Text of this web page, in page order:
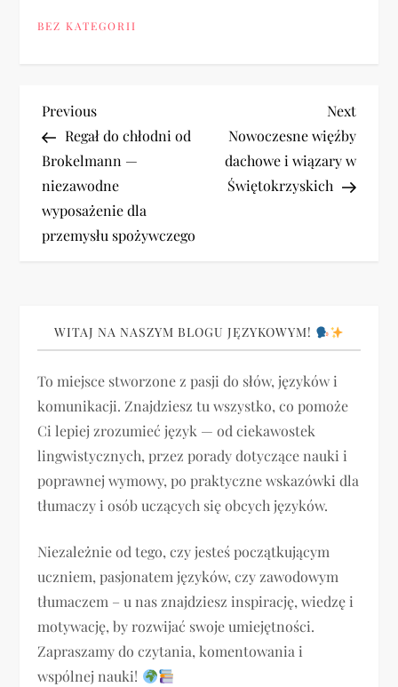
BEZ KATEGORII
N
a
w
i
a
c
j
a
w
p
i
s
u
Previous
Post
Previous
Regał do chłodni od
Brokelmann —
niezawodne
wyposażenie dla
przemysłu spożywczego
Next
Post
Next
Nowoczesne więźby
dachowe i wiązary w
Świętokrzyskich
WITAJ NA NASZYM BLOGU JĘZYKOWYM!
To miejsce stworzone z pasji do słów, języków i
komunikacji. Znajdziesz tu wszystko, co pomoże
Ci lepiej zrozumieć język — od ciekawostek
lingwistycznych, przez porady dotyczące nauki i
poprawnej wymowy, po praktyczne wskazówki dla
tłumaczy i osób uczących się obcych języków.
Niezależnie od tego, czy jesteś początkującym
uczniem, pasjonatem języków, czy zawodowym
tłumaczem – u nas znajdziesz inspirację, wiedzę i
motywację, by rozwijać swoje umiejętności.
Zapraszamy do czytania, komentowania i
wspólnej nauki!